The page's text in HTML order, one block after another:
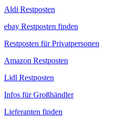
Aldi Restposten
ebay Restposten finden
Restposten für Privatpersonen
Amazon Restposten
Lidl Restposten
Infos für Großhändler
Lieferanten finden